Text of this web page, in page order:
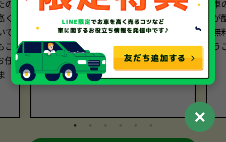
ディーラーでの廃車手続きに1万円以
上かかるといわれ、電話相談しまし
た。無料で廃車できると思っていた
ので、買い取っていただけて本当に助
かりました！
う
✕